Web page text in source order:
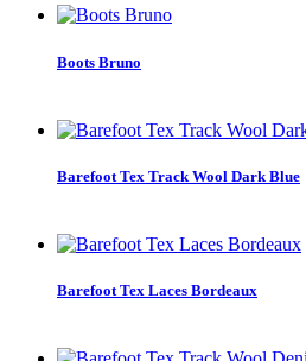
Boots Bruno
Barefoot Tex Track Wool Dark Blue
Barefoot Tex Laces Bordeaux